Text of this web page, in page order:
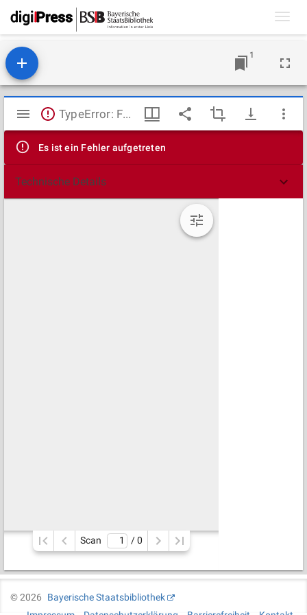
1
Mirador
Viewer
TypeError: Failed to fetch
Es ist ein Fehler aufgetreten
Technische Details
Scan / 0
©2026
Bayerische Staatsbibliothek